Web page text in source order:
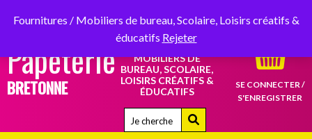
Papeterie
BRETONNE
FOURNITURES /
MOBILIERS DE
BUREAU, SCOLAIRE,
LOISIRS CRÉATIFS &
ÉDUCATIFS
SE CONNECTER /
S'ENREGISTRER
Fournitures / Mobiliers de bureau, Scolaire, Loisirs créatifs &
éducatifs Rejeter